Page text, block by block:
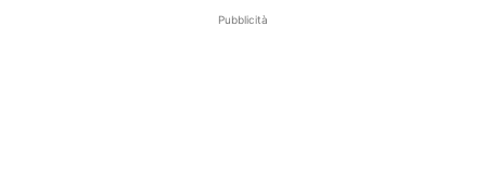
Pubblicità